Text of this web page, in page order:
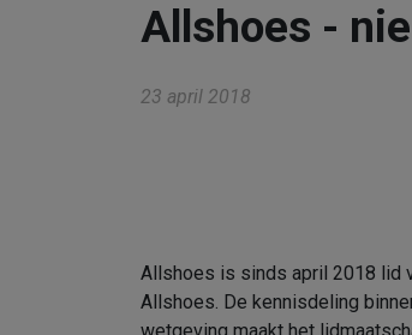
Allshoes -
23 april 2018
Allshoes is sinds april 2018 lid
Allshoes. De kennisdeling